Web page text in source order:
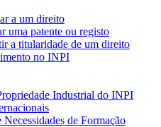
a um direito
uma patente ou registo
a titularidade de um direito
no INPI
Industrial do INPI
de Formação